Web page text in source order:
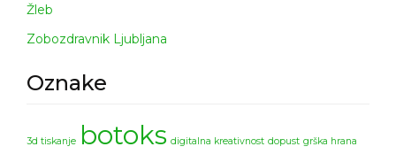
Žleb
Zobozdravnik Ljubljana
Oznake
3d tiskanje botoks digitalna kreativnost dopust grška hrana